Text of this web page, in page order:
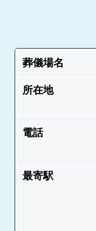
葬儀場名
所在地
電話
最寄駅